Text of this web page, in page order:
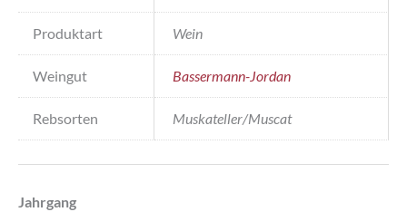
Produktart Wein
Weingut Bassermann-Jordan
Rebsorten Muskateller/Muscat
Jahrgang